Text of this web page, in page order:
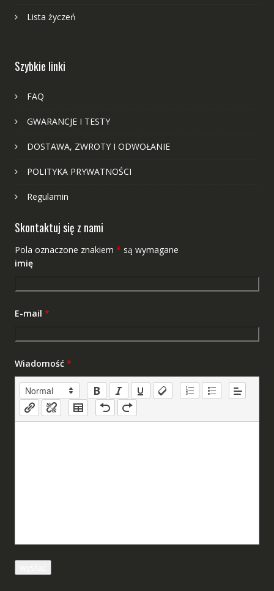
Lista życzeń
Szybkie linki
FAQ
GWARANCJE I TESTY
DOSTAWA, ZWROTY I ODWOŁANIE
POLITYKA PRYWATNOŚCI
Regulamin
Skontaktuj się z nami
Pola oznaczone znakiem * są wymagane
imię
E-mail *
Wiadomość *